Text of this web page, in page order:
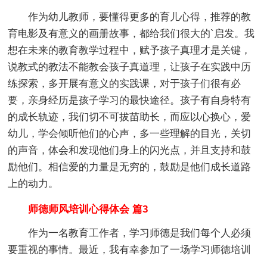
作为幼儿教师，要懂得更多的育儿心得，推荐的教
育电影及有意义的画册故事，都给我们很大的`启发。我
想在未来的教育教学过程中，赋予孩子真理才是关键，
说教式的教法不能教会孩子真道理，让孩子在实践中历
练探索，多开展有意义的实践课，对于孩子们很有必
要，亲身经历是孩子学习的最快途径。孩子有自身特有
的成长轨迹，我们切不可拔苗助长，而应以心换心，爱
幼儿，学会倾听他们的心声，多一些理解的目光，关切
的声音，体会和发现他们身上的闪光点，并且支持和鼓
励他们。相信爱的力量是无穷的，鼓励是他们成长道路
上的动力。
师德师风培训心得体会 篇3
作为一名教育工作者，学习师德是我们每个人必须
要重视的事情。最近，我有幸参加了一场学习师德培训